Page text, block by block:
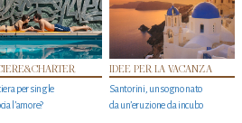
per single
l’amore?
IDEE PER LA VACANZA
Santorini, un sogno nato
da un’eruzione da incubo